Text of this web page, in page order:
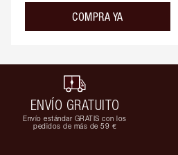
COMPRA YA
ENVÍO GRATUITO
Envío estándar GRATIS con los
pedidos de más de 59 €